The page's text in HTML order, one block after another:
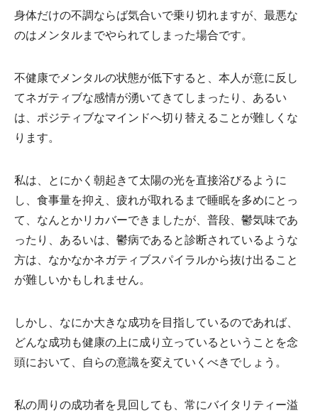
身体だけの不調ならば気合いで乗り切れますが、最悪な
のはメンタルまでやられてしまった場合です。
不健康でメンタルの状態が低下すると、本人が意に反し
てネガティブな感情が湧いてきてしまったり、あるい
は、ポジティブなマインドへ切り替えることが難しくな
ります。
私は、とにかく朝起きて太陽の光を直接浴びるように
し、食事量を抑え、疲れが取れるまで睡眠を多めにとっ
て、なんとかリカバーできましたが、普段、鬱気味であ
ったり、あるいは、鬱病であると診断されているような
方は、なかなかネガティブスパイラルから抜け出ること
が難しいかもしれません。
しかし、なにか大きな成功を目指しているのであれば、
どんな成功も健康の上に成り立っているということを念
頭において、自らの意識を変えていくべきでしょう。
私の周りの成功者を見回しても、常にバイタリティー溢